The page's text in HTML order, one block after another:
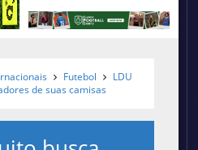
Futebol
LDU
de suas camisas